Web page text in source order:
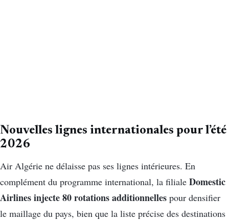
Nouvelles lignes internationales pour l’été
2026
Air Algérie ne délaisse pas ses lignes intérieures. En
complément du programme international, la filiale Domestic
Airlines injecte 80 rotations additionnelles pour densifier
le maillage du pays, bien que la liste précise des destinations